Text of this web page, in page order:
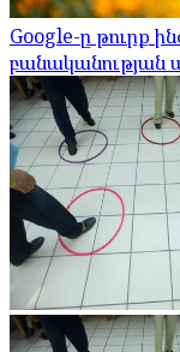
Google-ը թուրք